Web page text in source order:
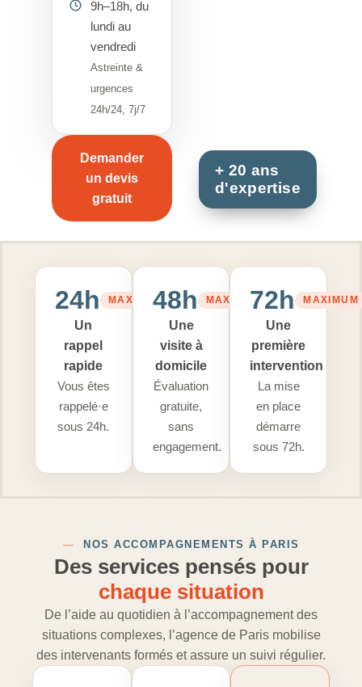
9h–18h, du
lundi au
vendredi
Astreinte &
urgences
24h/24, 7j/7
Demander
un devis
gratuit
24h MAXIMUM
Un
rappel
rapide
Vous êtes
rappelé·e
sous 24h.
48h MAXIMUM
Une
visite à
domicile
Évaluation
gratuite,
sans
engagement.
72h MAXIMUM
Une
première
intervention
La mise
en place
démarre
sous 72h.
— NOS ACCOMPAGNEMENTS À PARIS
Des services pensés pour
chaque situation
De l’aide au quotidien à l’accompagnement des
situations complexes, l’agence de Paris mobilise
des intervenants formés et assure un suivi régulier.